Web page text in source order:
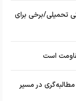
تحمیلی/برخی برای
است
در مسیر